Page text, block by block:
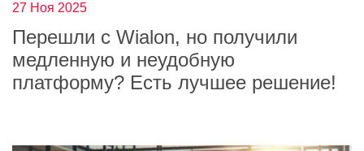
27 Ноя 2025
Перешли с Wialon, но получили
медленную и неудобную
платформу? Есть лучшее решение!